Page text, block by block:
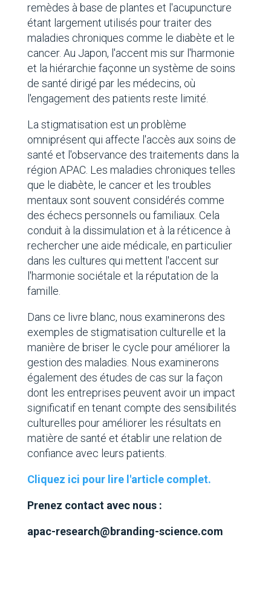
remèdes à base de plantes et l'acupuncture
étant largement utilisés pour traiter des
maladies chroniques comme le diabète et le
cancer. Au Japon, l'accent mis sur l'harmonie
et la hiérarchie façonne un système de soins
de santé dirigé par les médecins, où
l'engagement des patients reste limité.
La stigmatisation est un problème
omniprésent qui affecte l'accès aux soins de
santé et l'observance des traitements dans la
région APAC. Les maladies chroniques telles
que le diabète, le cancer et les troubles
mentaux sont souvent considérés comme
des échecs personnels ou familiaux. Cela
conduit à la dissimulation et à la réticence à
rechercher une aide médicale, en particulier
dans les cultures qui mettent l'accent sur
l'harmonie sociétale et la réputation de la
famille.
Dans ce livre blanc, nous examinerons des
exemples de stigmatisation culturelle et la
manière de briser le cycle pour améliorer la
gestion des maladies. Nous examinerons
également des études de cas sur la façon
dont les entreprises peuvent avoir un impact
significatif en tenant compte des sensibilités
culturelles pour améliorer les résultats en
matière de santé et établir une relation de
confiance avec leurs patients.
Cliquez ici pour lire l'article complet.
Prenez contact avec nous :
apac-research@branding-science.com